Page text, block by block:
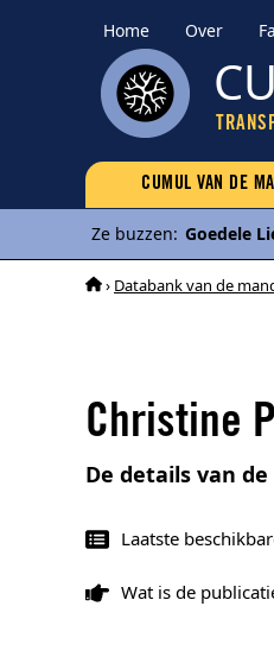
Home Over
CUMUL VAN DE
Ze buzzen: Goedele
› Databank van de
Christine
De details van
Laatste
Wat is de